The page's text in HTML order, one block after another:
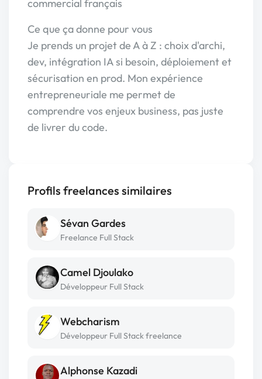
commercial français
Ce que ça donne pour vous
Je prends un projet de A à Z : choix d'archi,
dev, intégration IA si besoin, déploiement et
sécurisation en prod. Mon expérience
entrepreneuriale me permet de
comprendre vos enjeux business, pas juste
de livrer du code.
Profils freelances similaires
Sévan Gardes
Freelance Full Stack
Camel Djoulako
Développeur Full Stack
Webcharism
Développeur Full Stack freelance
Alphonse Kazadi